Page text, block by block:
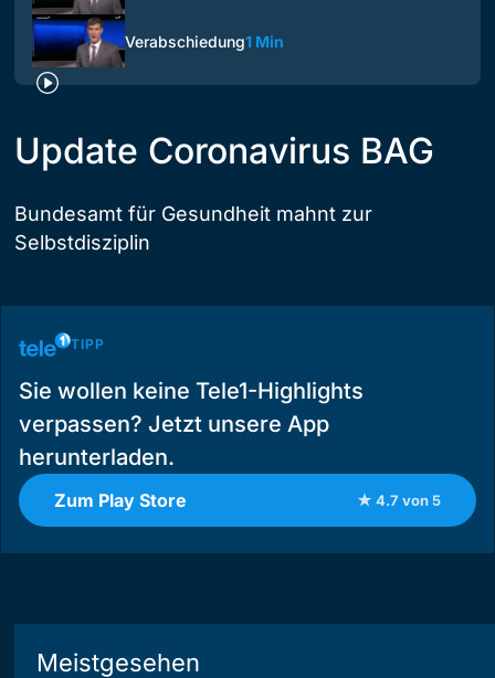
Verabschiedung1 Min
Update Coronavirus BAG
Bundesamt für Gesundheit mahnt zur
Selbstdisziplin
TIPP
Sie wollen keine Tele1-Highlights
verpassen? Jetzt unsere App
herunterladen.
Zum Play Store ★ 4.7 von 5
Meistgesehen